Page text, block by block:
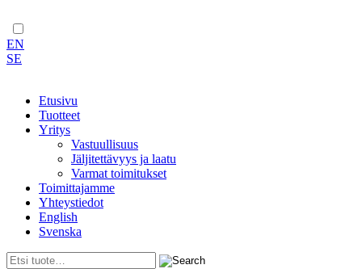
EN
SE
Etusivu
Tuotteet
Yritys
Vastuullisuus
Jäljitettävyys ja laatu
Varmat toimitukset
Toimittajamme
Yhteystiedot
English
Svenska